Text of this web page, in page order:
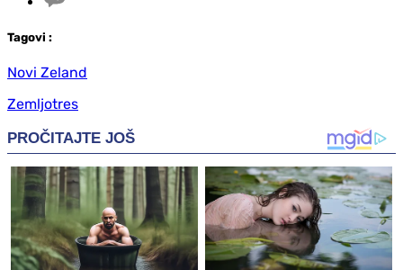
Tagovi :
Novi Zeland
Zemljotres